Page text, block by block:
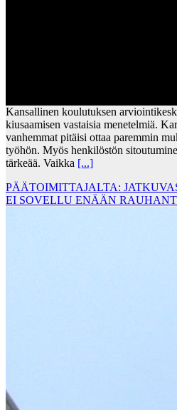
Kansallinen koulutuksen
kiusaamisen vastaisia menetelmiä.
vanhemmat pitäisi ottaa paremmin
työhön. Myös henkilöstön
tärkeää. Vaikka [...]
PÄÄTOIMITTAJALTA:
EI SOVELLU ENÄÄN